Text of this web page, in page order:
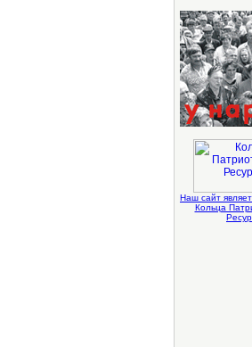
Наш сайт
Кольца